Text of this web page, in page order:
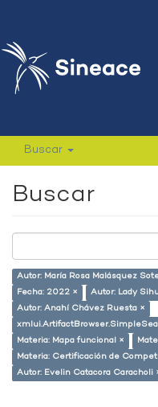
Buscar
Buscar
Autor: María Rosa Malásquez
Fecha: 2022 ×
Autor: Lady
Autor: Anahí Chávez Ruesta ×
Materia: Mapa funcional ×
Materia: Certificación de
Autor: Evelin Catacora Caracholi